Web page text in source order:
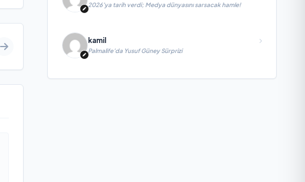
2026’ya tarih verdi; Medya dünyasını sarsacak hamle!
kamil
Palmalife’da Yusuf Güney Sürprizi